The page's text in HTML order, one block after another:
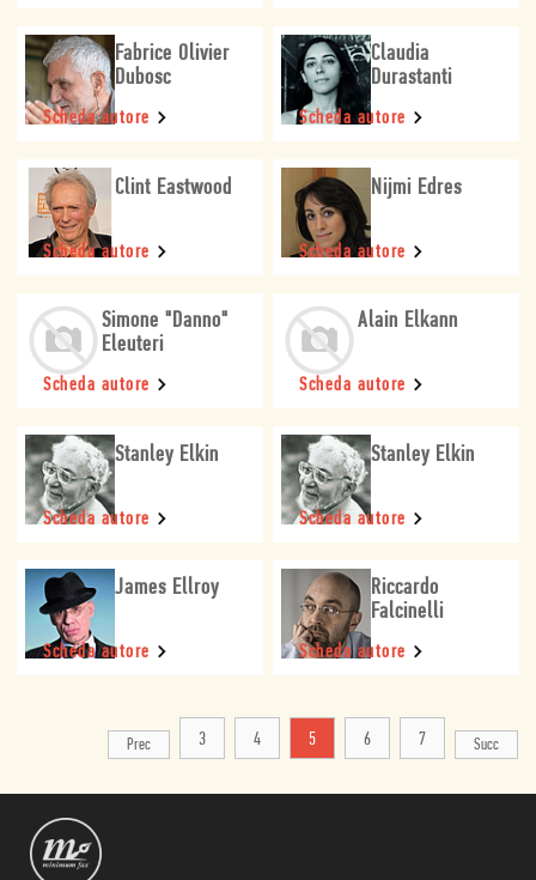
Fabrice Olivier
Dubosc
Scheda autore
Claudia
Durastanti
Scheda autore
Clint Eastwood
Scheda autore
Nijmi Edres
Scheda autore
Simone "Danno"
Eleuteri
Scheda autore
Alain Elkann
Scheda autore
Stanley Elkin
Scheda autore
Stanley Elkin
Scheda autore
James Ellroy
Scheda autore
Riccardo
Falcinelli
Scheda autore
Prec 3 4 5 6 7 Succ